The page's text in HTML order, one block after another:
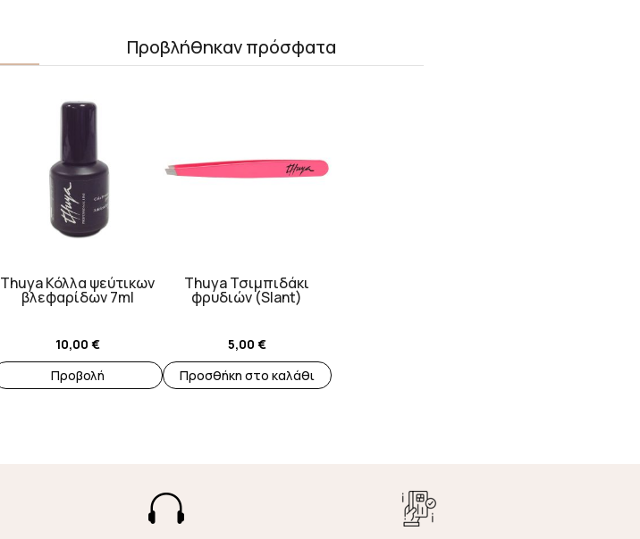
Προβλήθηκαν πρόσφατα
Thuya Κόλλα ψεύτικων
βλεφαρίδων 7ml
10,00 €
Προβολή
Thuya Τσιμπιδάκι
φρυδιών (Slant)
5,00 €
Προσθήκη στο καλάθι
